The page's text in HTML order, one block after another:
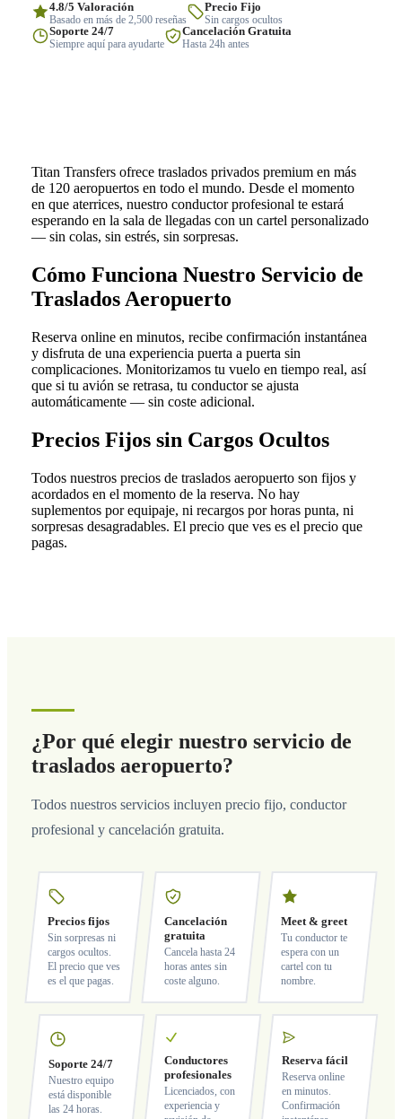
4.8/5 Valoración
Basado en más de 2,500 reseñas
Precio Fijo
Sin cargos ocultos
Soporte 24/7
Siempre aquí para ayudarte
Cancelación Gratuita
Hasta 24h antes
Titan Transfers ofrece traslados privados premium en más
de 120 aeropuertos en todo el mundo. Desde el momento
en que aterrices, nuestro conductor profesional te estará
esperando en la sala de llegadas con un cartel personalizado
— sin colas, sin estrés, sin sorpresas.
Cómo Funciona Nuestro Servicio de
Traslados Aeropuerto
Reserva online en minutos, recibe confirmación instantánea
y disfruta de una experiencia puerta a puerta sin
complicaciones. Monitorizamos tu vuelo en tiempo real, así
que si tu avión se retrasa, tu conductor se ajusta
automáticamente — sin coste adicional.
Precios Fijos sin Cargos Ocultos
Todos nuestros precios de traslados aeropuerto son fijos y
acordados en el momento de la reserva. No hay
suplementos por equipaje, ni recargos por horas punta, ni
sorpresas desagradables. El precio que ves es el precio que
pagas.
¿Por qué elegir nuestro servicio de
traslados aeropuerto?
Todos nuestros servicios incluyen precio fijo, conductor
profesional y cancelación gratuita.
Precios fijos
Sin sorpresas ni
cargos ocultos.
El precio que ves
es el que pagas.
Cancelación
gratuita
Cancela hasta 24
horas antes sin
coste alguno.
Meet & greet
Tu conductor te
espera con un
cartel con tu
nombre.
Soporte 24/7
Nuestro equipo
está disponible
las 24 horas.
Conductores
profesionales
Licenciados, con
experiencia y
Reserva fácil
Reserva online
en minutos.
Confirmación